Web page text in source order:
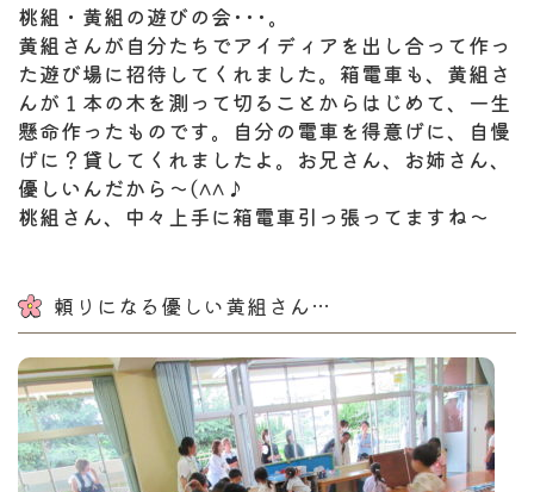
桃組・黄組の遊びの会･･･。
黄組さんが自分たちでアイディアを出し合って作っ
た遊び場に招待してくれました。箱電車も、黄組さ
んが１本の木を測って切ることからはじめて、一生
懸命作ったものです。自分の電車を得意げに、自慢
げに？貸してくれましたよ。お兄さん、お姉さん、
優しいんだから～(^^♪
桃組さん、中々上手に箱電車引っ張ってますね～
頼りになる優しい黄組さん…